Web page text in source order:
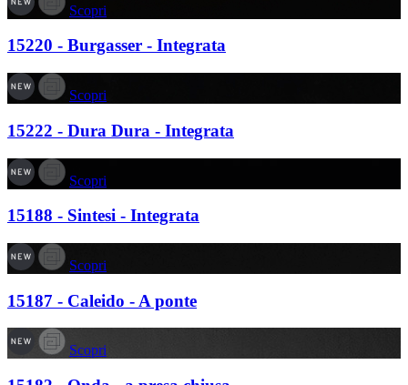
Scopri
15220 - Burgasser - Integrata
Scopri
15222 - Dura Dura - Integrata
Scopri
15188 - Sintesi - Integrata
Scopri
15187 - Caleido - A ponte
Scopri